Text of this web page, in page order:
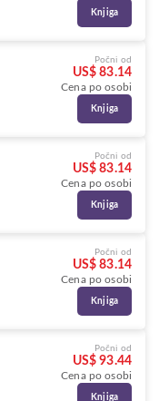
Knjiga
Počni od
US$ 83.14
Cena po osobi
Knjiga
Počni od
US$ 83.14
Cena po osobi
Knjiga
Počni od
US$ 83.14
Cena po osobi
Knjiga
Počni od
US$ 93.44
Cena po osobi
Knjiga